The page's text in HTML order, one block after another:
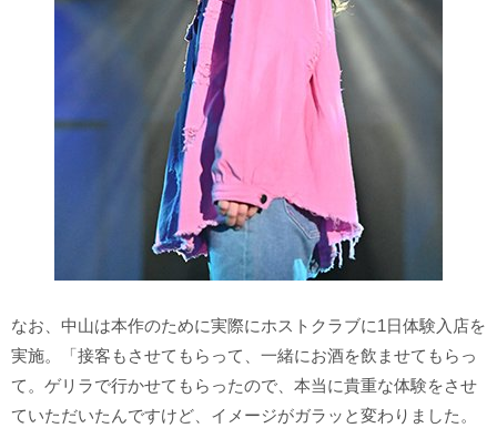
なお、中山は本作のために実際にホストクラブに1日体験入店を
実施。「接客もさせてもらって、一緒にお酒を飲ませてもらっ
て。ゲリラで行かせてもらったので、本当に貴重な体験をさせ
ていただいたんですけど、イメージがガラッと変わりました。